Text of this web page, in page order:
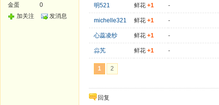
金蛋
0
加关注
发消息
明521 鲜花 +1 -
michelle321 鲜花 +1 -
心蕊凌纱 鲜花 +1 -
尛艽 鲜花 +1 -
1 2
回复